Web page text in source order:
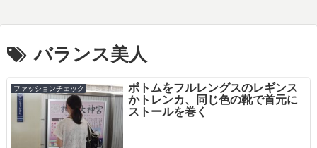
バランス美人
ファッションチェック
ボトムをフルレングスのレギンス
かトレンカ、同じ色の靴で首元に
ストールを巻く